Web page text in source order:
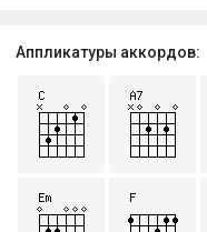
Аппликатуры аккордов: